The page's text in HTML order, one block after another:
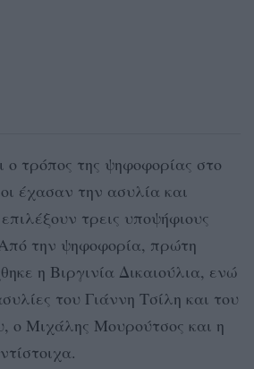
ο τρόπος της ψηφοφορίας στο
έχασαν την ασυλία και
τρεις υποψήφιους
την ψηφοφορία, πρώτη
η Βιργινία Δικαιούλια, ενώ
του Γιάννη Τσίλη και του
ο Μιχάλης Μουρούτσος και η